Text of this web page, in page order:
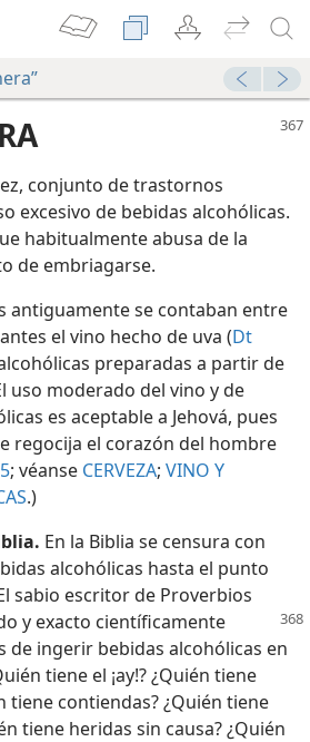
conjunto de trastornos
excesivo de bebidas alcohólicas.
habitualmente abusa de la
de embriagarse.
antiguamente se contaban entre
el vino hecho de uva (Dt
preparadas a partir de
uso moderado del vino y de
es aceptable a Jehová, pues
regocija el corazón del hombre
; véanse CERVEZA; VINO Y
.)
En la Biblia se censura con
alcohólicas hasta el punto
sabio escritor de Proverbios
y exacto científicamente
de ingerir bebidas alcohólicas en
tiene el ¡ay!? ¿Quién tiene
tiene contiendas? ¿Quién tiene
tiene heridas sin causa? ¿Quién